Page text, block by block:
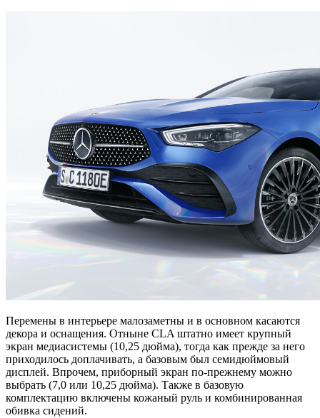
Перемены в интерьере малозаметны и в основном касаются
декора и оснащения. Отныне CLA штатно имеет крупный
экран медиасистемы (10,25 дюйма), тогда как прежде за него
приходилось доплачивать, а базовым был семидюймовый
дисплей. Впрочем, приборный экран по-прежнему можно
выбрать (7,0 или 10,25 дюйма). Также в базовую
комплектацию включены кожаный руль и комбинированная
обивка сидений.